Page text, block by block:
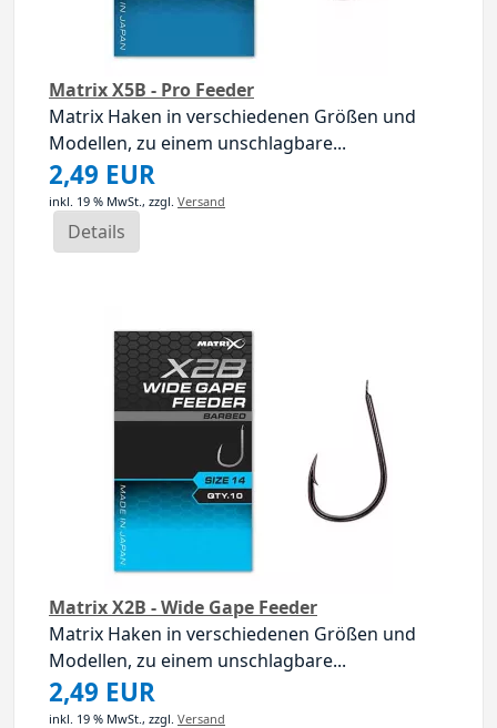
Matrix X5B - Pro Feeder
Matrix Haken in verschiedenen Größen und
Modellen, zu einem unschlagbare...
2,49 EUR
inkl. 19 % MwSt., zzgl. Versand
Details
Matrix X2B - Wide Gape Feeder
Matrix Haken in verschiedenen Größen und
Modellen, zu einem unschlagbare...
2,49 EUR
inkl. 19 % MwSt., zzgl. Versand